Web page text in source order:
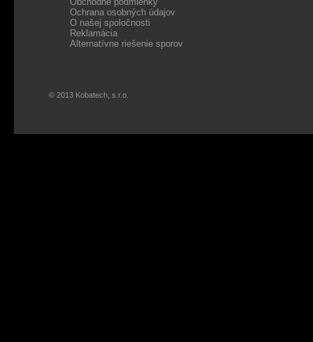
Ochrana osobných údajov
O našej spoločnosti
Reklamácia
Alternatívne riešenie sporov
© 2013 Kobatech, s.r.o.